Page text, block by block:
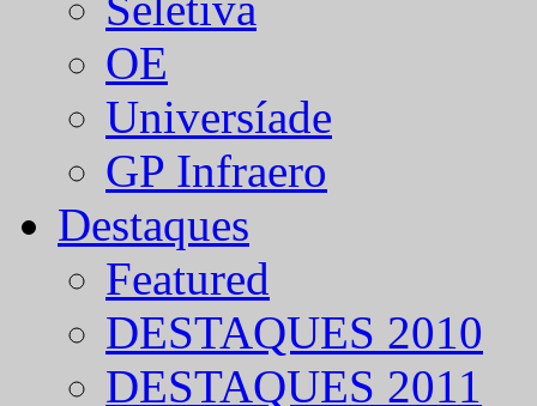
OE
Universíade
GP Infraero
Destaques
Featured
DESTAQUES 2010
DESTAQUES 2011